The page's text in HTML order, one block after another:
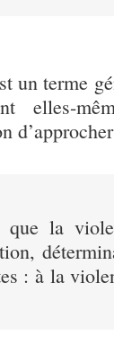
un terme
elles-
la
: à la